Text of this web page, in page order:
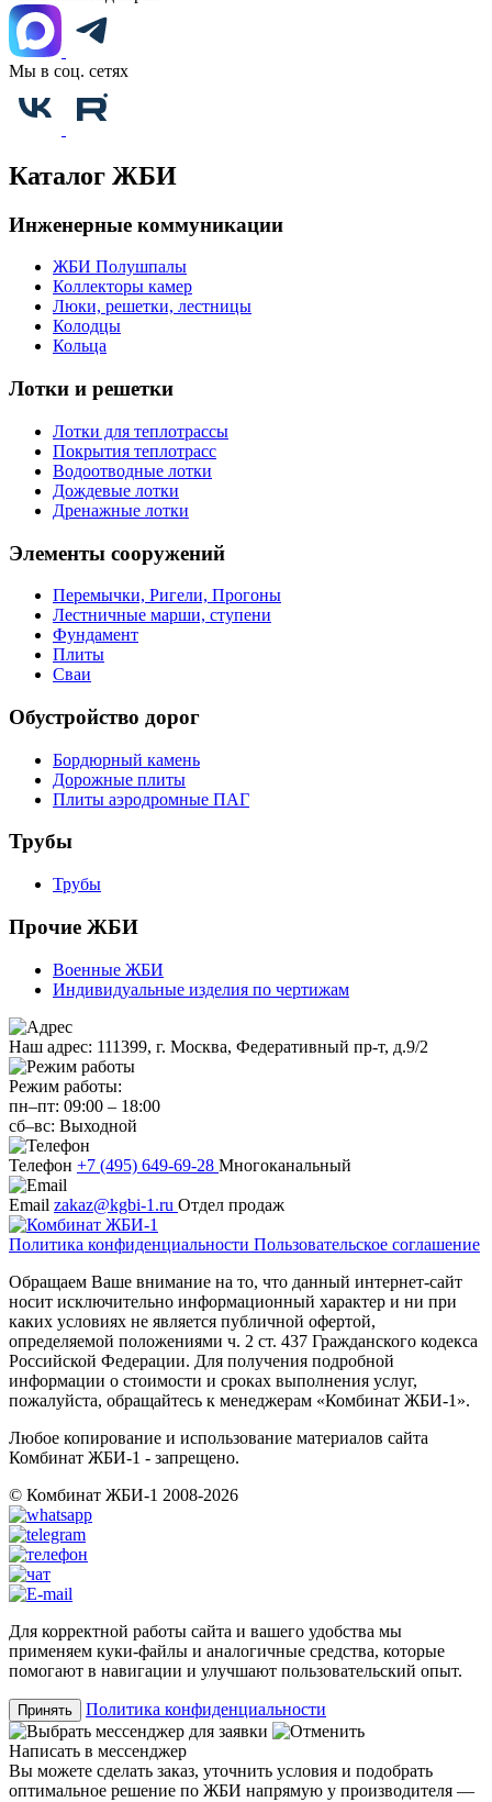
Мы в соц. сетях
Каталог ЖБИ
Инженерные коммуникации
ЖБИ Полушпалы
Коллекторы камер
Люки, решетки, лестницы
Колодцы
Кольца
Лотки и решетки
Лотки для теплотрассы
Покрытия теплотрасс
Водоотводные лотки
Дождевые лотки
Дренажные лотки
Элементы сооружений
Перемычки, Ригели, Прогоны
Лестничные марши, ступени
Фундамент
Плиты
Сваи
Обустройство дорог
Бордюрный камень
Дорожные плиты
Плиты аэродромные ПАГ
Трубы
Трубы
Прочие ЖБИ
Военные ЖБИ
Индивидуальные изделия по чертижам
Наш адрес: 111399, г. Москва, Федеративный пр-т, д.9/2
Режим работы:
пн–пт: 09:00 – 18:00
сб–вс: Выходной
Телефон +7 (495) 649-69-28 Многоканальный
Email zakaz@kgbi-1.ru Отдел продаж
Политика конфиденциальности Пользовательское соглашение
Обращаем Ваше внимание на то, что данный интернет-сайт
носит исключительно информационный характер и ни при
каких условиях не является публичной офертой,
определяемой положениями ч. 2 ст. 437 Гражданского кодекса
Российской Федерации. Для получения подробной
информации о стоимости и сроках выполнения услуг,
пожалуйста, обращайтесь к менеджерам «Комбинат ЖБИ-1».
Любое копирование и использование материалов сайта
Комбинат ЖБИ-1 - запрещено.
© Комбинат ЖБИ-1 2008-2026
Для корректной работы сайта и вашего удобства мы
применяем куки-файлы и аналогичные средства, которые
помогают в навигации и улучшают пользовательский опыт.
Принять Политика конфиденциальности
Написать в мессенджер
Вы можете сделать заказ, уточнить условия и подобрать
оптимальное решение по ЖБИ напрямую у производителя —